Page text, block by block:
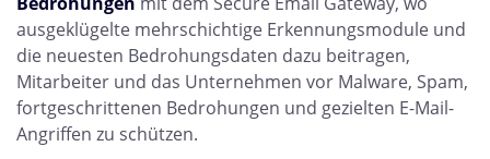
ausgeklügelte mehrschichtige Erkennungsmodule und
die neuesten Bedrohungsdaten dazu beitragen,
Mitarbeiter und das Unternehmen vor Malware, Spam,
fortgeschrittenen Bedrohungen und gezielten E-Mail-
Angriffen zu schützen.